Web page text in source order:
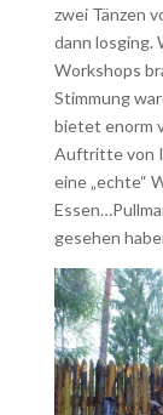
zwei Tänzen
dann losging.
Workshops
Stimmung
bietet enorm
Auftritte von
eine „echte“
gesehen